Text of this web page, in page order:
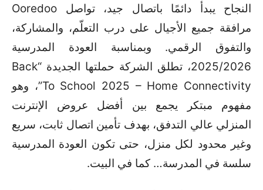
النجاح يبدأ دائمًا باتصال جيد، تواصل Ooredoo
مرافقة جميع الأجيال على درب التعلّم، والمشاركة،
والتفوق الرقمي. وبمناسبة العودة المدرسية
2025/2026، تطلق الشركة حملتها الجديدة “Back
To School 2025 – Home Connectivity”، وهو
مفهوم مبتكر يجمع بين أفضل عروض الإنترنت
المنزلي عالي التدفق، بهدف تأمين اتصال ثابت، سريع
وغير محدود لكل منزل، حتى تكون العودة المدرسية
سلسة في المدرسة… كما في البيت.